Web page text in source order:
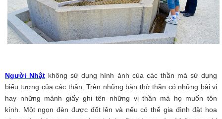
Người Nhật không sử dụng hình ảnh của các thần mà sử dụng
biểu tượng của các thần. Trên những bàn thờ thần có những bài vị
hay những mảnh giấy ghi tên những vị thần mà họ muốn tôn
kính. Một ngọn đèn được đốt lên và nếu có thể gia đình đặt hoa